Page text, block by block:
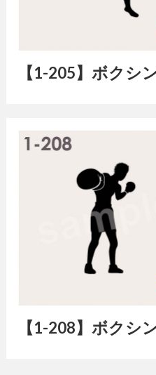
【1-205】ボクシ
【1-208】ボクシ